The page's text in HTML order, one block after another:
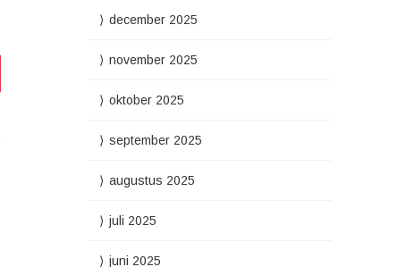
december 2025
november 2025
oktober 2025
september 2025
augustus 2025
juli 2025
juni 2025